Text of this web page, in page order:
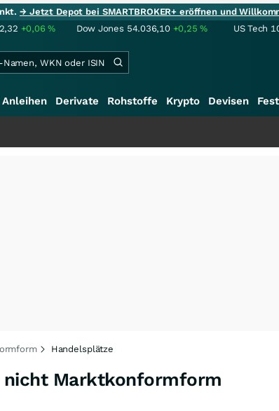
→ Jetzt Depot bei SMARTBROKER+ eröffnen und
+0,06% Dow Jones 54.036,10 +0,25% US Tech
Anleihen Derivate Rohstoffe Krypto Devisen
Handelsplätze
nicht Marktkonformform